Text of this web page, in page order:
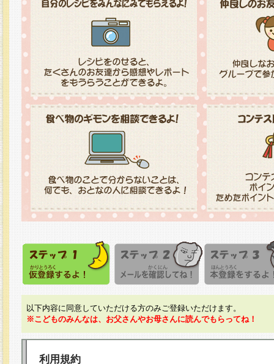
以下内容に同意していただける方のみご登録いただけます。
※こどものみんなは、お父さんやお母さんに読んでもらってね！
利用規約